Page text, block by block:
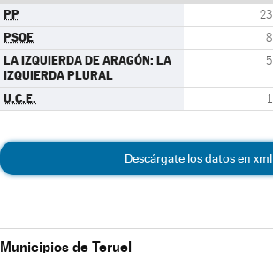
PP 23
PSOE 8
LA IZQUIERDA DE ARAGÓN: LA
IZQUIERDA PLURAL
5
U.C.E. 1
Descárgate los datos en xml
Municipios de Teruel